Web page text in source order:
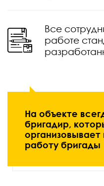
Все
работе
На объекте
бригадир,
работу бригады